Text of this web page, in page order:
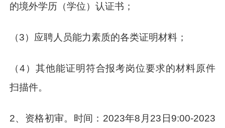
的境外学历（学位）认证书；
（3）应聘人员能力素质的各类证明材料；
（4）其他能证明符合报考岗位要求的材料原件
扫描件。
2、资格初审。时间：2023年8月23日9:00-2023